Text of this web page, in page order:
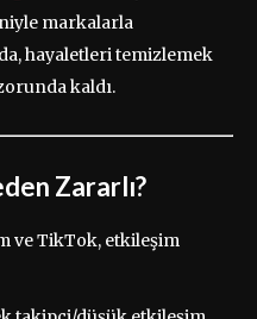
markalarla
hayaletleri temizlemek
kaldı.
Zararlı?
ve TikTok, etkileşim